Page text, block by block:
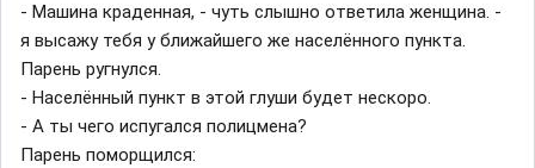
- Машина краденная, - чуть слышно ответила женщина. -
я высажу тебя у ближайшего же населённого пункта.
Парень ругнулся.
- Населённый пункт в этой глуши будет нескоро.
- А ты чего испугался полицмена?
Парень поморщился: